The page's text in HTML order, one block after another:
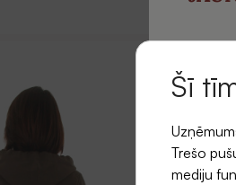
E-pasts
Šī
Trešo
mediju